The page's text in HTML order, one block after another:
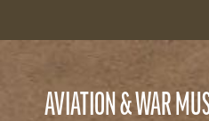
AVIATION & WAR